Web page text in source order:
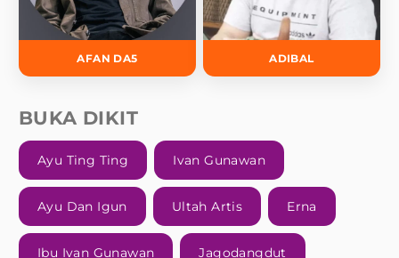
AFAN DA5 ADIBAL
BUKA DIKIT
Ayu Ting Ting Ivan Gunawan
Ayu Dan Igun Ultah Artis Erna
Ibu Ivan Gunawan Jagodangdut